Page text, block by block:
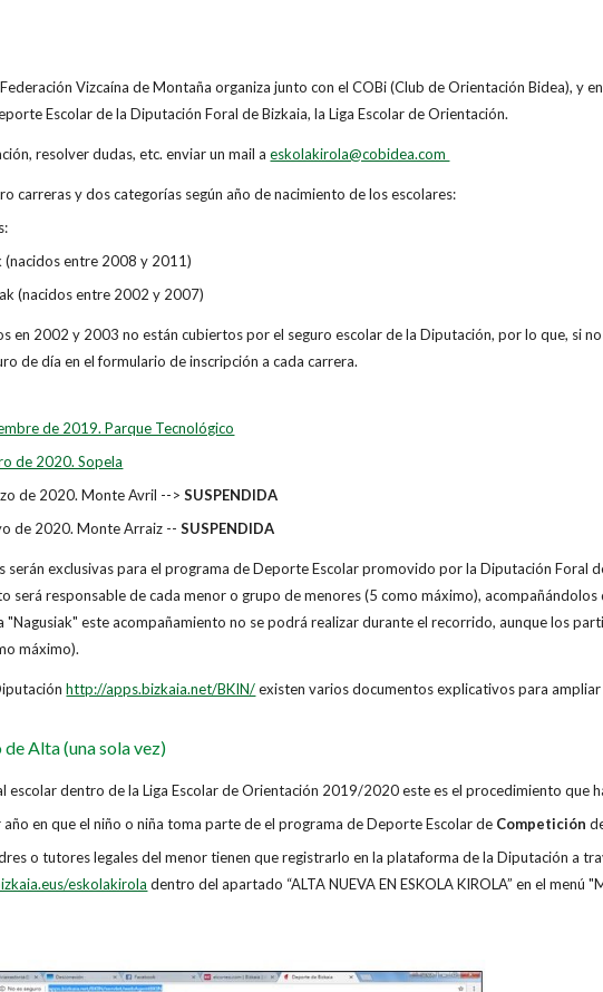
Vizcaína de Montaña organiza junto con el COBi (Club de Orientación Bidea), y
Escolar de la Diputación Foral de Bizkaia, la Liga Escolar de Orientación.
resolver dudas, etc. enviar un mail aeskolakirola@cobidea.com
carreras y dos categorías según año de nacimiento de los escolares:
(nacidos entre 2008 y 2011)
(nacidos entre 2002 y 2007)
en 2002 y 2003 no están cubiertos por el seguro escolar de la Diputación, por lo que, si
de día en el formulario de inscripción a cada carrera.
de 2019. Parque Tecnológico
de 2020. Sopela
de 2020. Monte Avril -->SUSPENDIDA
de 2020. Monte Arraiz --SUSPENDIDA
serán exclusivas para el programa de Deporte Escolar promovido por la Diputación Foral
será responsable de cada menor o grupo de menores (5 como máximo),
"Nagusiak" este acompañamiento no se podrá realizar durante el recorrido, aunque los
máximo).
http://apps.bizkaia.net/BKIN/existen varios documentos explicativos para
Alta (una sola vez)
escolar dentro de la Liga Escolar de Orientación 2019/2020 este es el procedimiento que
año en que el niño o niña toma parte de el programa de Deporte Escolar de Competición
o tutores legales del menor tienen que registrarlo en la plataforma de la Diputación a
eskolakirola dentro del apartado “ALTA NUEVA EN ESKOLA KIROLA” en el menú